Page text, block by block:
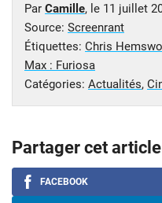
Par Camille, le 11 juillet
Source: Screenrant
Étiquettes: Chris
Max : Furiosa
Catégories: Actualités,
Partager cet article
FACEBOOK